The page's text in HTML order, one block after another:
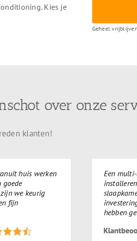
Kies je
Geheel
over onze
klanten!
huis werken
goede
we keurig
fijn
Een
hebben